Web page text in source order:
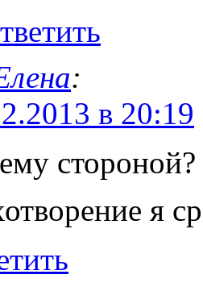
:
в 20:19
стороной?
я